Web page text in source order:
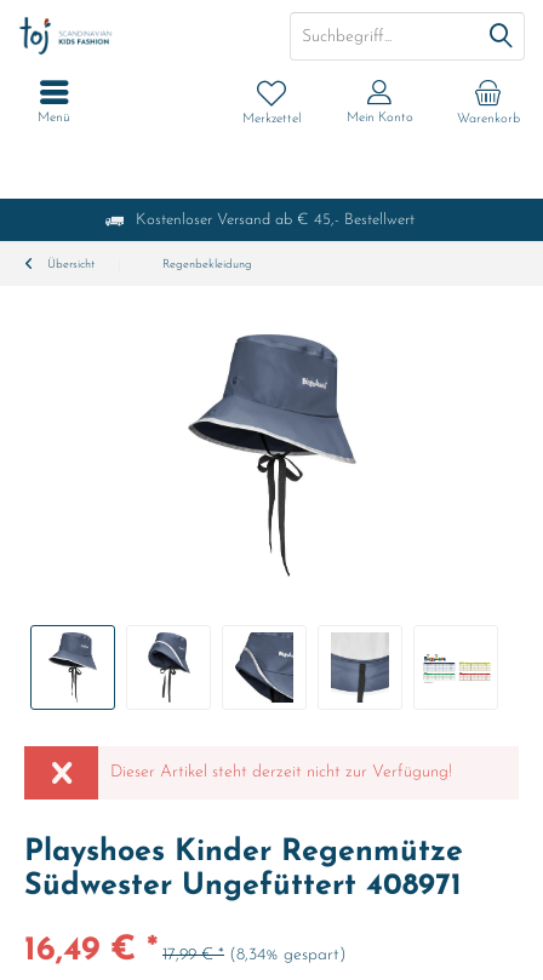
Kostenloser Versand ab € 45,- Bestellwert
Warenkorb
Merkzettel Mein Konto
Menü
Übersicht Regenbekleidung
Dieser Artikel steht derzeit nicht zur Verfügung!
Playshoes Kinder Regenmütze
Südwester Ungefüttert 408971
16,49 € * 17,99 € * (8,34% gespart)